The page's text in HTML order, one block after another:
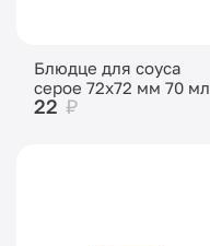
Блюдце для соуса
серое 72х72 мм 70 мл
22 ₽